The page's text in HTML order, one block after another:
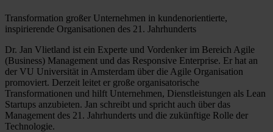
Transformation großer Unternehmen in kundenorientierte,
inspirierende Organisationen des 21. Jahrhunderts
Dr. Jan Vlietland ist ein Experte und Vordenker im Bereich Agile
(Business) Management und das Responsive Enterprise. Er hat an
der VU Universität in Amsterdam über die Agile Organisation
promoviert. Derzeit leitet er große organisatorische
Transformationen und hilft Unternehmen, Dienstleistungen als Lean
Startups anzubieten. Jan schreibt und spricht auch über das
Management des 21. Jahrhunderts und die zukünftige Rolle der
Technologie.